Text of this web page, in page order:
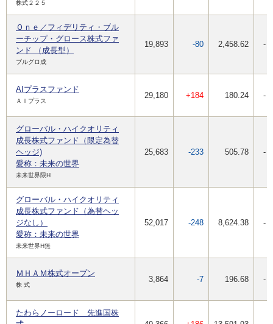
株式２２５
Ｏｎｅ／フィデリティ・ブル
ーチップ・グロース株式ファ
ンド （成長型）
ブルグロ成
19,893 -80 2,458.62 -
AIプラスファンド
ＡＩプラス
29,180 +184 180.24 -
グローバル・ハイクオリティ
成長株式ファンド（限定為替
ヘッジ)
愛称：未来の世界
未来世界限H
25,683 -233 505.78 -
グローバル・ハイクオリティ
成長株式ファンド（為替ヘッ
ジなし）
愛称：未来の世界
未来世界H無
52,017 -248 8,624.38 -
ＭＨＡＭ株式オープン
株 式
3,864 -7 196.68 -
たわらノーロード 先進国株